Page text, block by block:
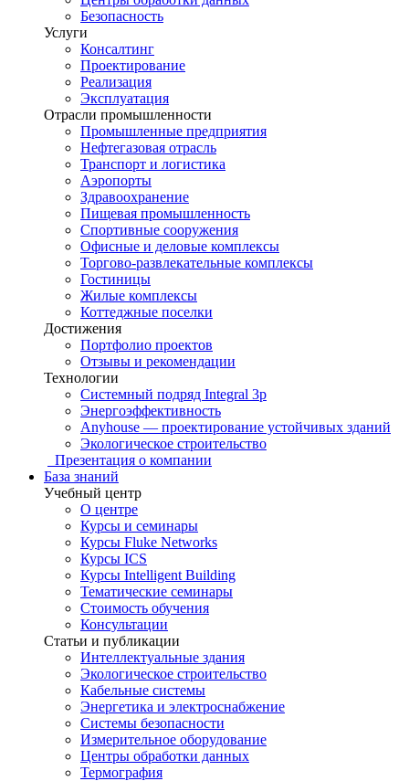
Безопасность
Услуги
Консалтинг
Проектирование
Реализация
Эксплуатация
Отрасли промышленности
Промышленные предприятия
Нефтегазовая отрасль
Транспорт и логистика
Аэропорты
Здравоохранение
Пищевая промышленность
Спортивные сооружения
Офисные и деловые комплексы
Торгово-развлекательные комплексы
Гостиницы
Жилые комплексы
Коттеджные поселки
Достижения
Портфолио проектов
Отзывы и рекомендации
Технологии
Системный подряд Integral 3p
Энергоэффективность
Anyhouse — проектирование устойчивых зданий
Экологическое строительство
Презентация о компании
База знаний
Учебный центр
О центре
Курсы и семинары
Курсы Fluke Networks
Курсы ICS
Курсы Intelligent Building
Тематические семинары
Стоимость обучения
Консультации
Статьи и публикации
Интеллектуальные здания
Экологическое строительство
Кабельные системы
Энергетика и электроснабжение
Системы безопасности
Измерительное оборудование
Центры обработки данных
Термография